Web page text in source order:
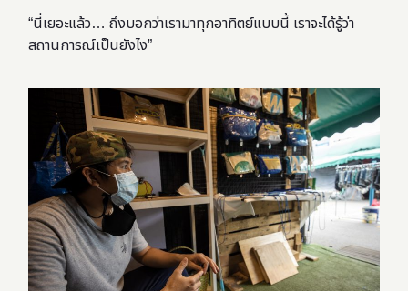
“นี่เยอะแล้ว… ถึงบอกว่าเรามาทุกอาทิตย์แบบนี้ เราจะได้รู้ว่า
สถานการณ์เป็นยังไง”